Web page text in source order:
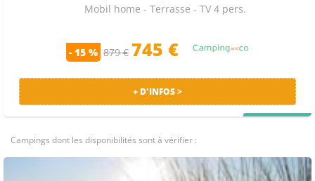
Mobil home - Terrasse - TV 4 pers.
- 15 % 879 € 745 €
+ D'INFOS >
Campings dont les disponibilités sont à vérifier :